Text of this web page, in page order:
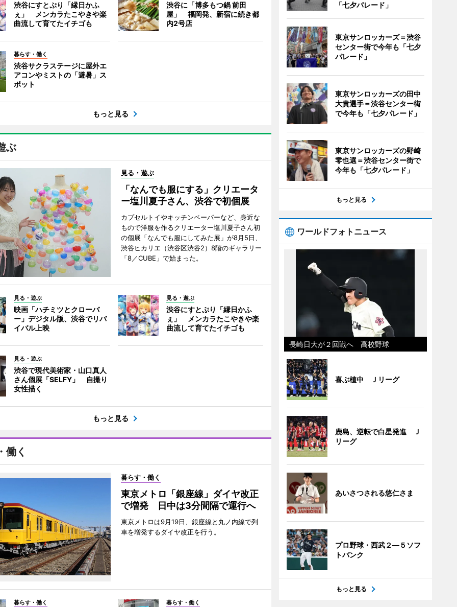
渋谷にすとぷり「縁日かふ
ぇ」 メンカラたこやきや楽
曲流して育てたイチゴも
渋谷に「博多もつ鍋 前田
屋」 福岡発、新宿に続き都
内2号店
暮らす・働く
渋谷サクラステージに屋外エ
アコンやミストの「避暑」ス
ポット
もっと見る
ぶ
見る・遊ぶ
「なんでも服にする」クリエータ
ー塩川夏子さん、渋谷で初個展
カプセルトイやキッチンペーパーなど、身近な
もので洋服を作るクリエーター塩川夏子さん初
の個展「なんでも服にしてみた展」が8月5日、
渋谷ヒカリエ（渋谷区渋谷2）8階のギャラリー
「8／CUBE」で始まった。
見る・遊ぶ
映画「ハチミツとクローバ
ー」デジタル版、渋谷でリバ
イバル上映
見る・遊ぶ
渋谷にすとぷり「縁日かふ
ぇ」 メンカラたこやきや楽
曲流して育てたイチゴも
見る・遊ぶ
渋谷で現代美術家・山口真人
さん個展「SELFY」 自撮り
女性描く
もっと見る
働く
暮らす・働く
東京メトロ「銀座線」ダイヤ改正
で増発 日中は3分間隔で運行へ
東京メトロは9月19日、銀座線と丸ノ内線で列
車を増発するダイヤ改正を行う。
暮らす・働く 暮らす・働く
「七夕パレード」
東京サンロッカーズ＝渋谷
センター街で今年も「七夕
パレード」
東京サンロッカーズの田中
大貴選手＝渋谷センター街
で今年も「七夕パレード」
東京サンロッカーズの野崎
零也選＝渋谷センター街で
今年も「七夕パレード」
もっと見る
ワールドフォトニュース
長崎日大が２回戦へ 高校野球
喜ぶ植中 Ｊリーグ
鹿島、逆転で白星発進 Ｊ
リーグ
あいさつされる悠仁さま
プロ野球・西武２―５ソフ
トバンク
もっと見る